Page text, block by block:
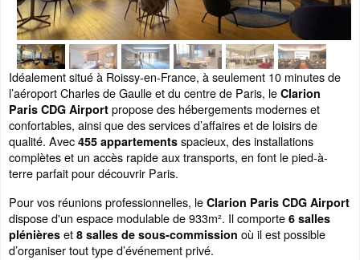
Idéalement situé à Roissy-en-France, à seulement 10 minutes de
l’aéroport Charles de Gaulle et du centre de Paris, le Clarion
Paris CDG Airport propose des hébergements modernes et
confortables, ainsi que des services d’affaires et de loisirs de
qualité. Avec 455 appartements spacieux, des installations
complètes et un accès rapide aux transports, en font le pied-à-
terre parfait pour découvrir Paris.
Pour vos réunions professionnelles, le Clarion Paris CDG Airport
dispose d'un espace modulable de 933m². Il comporte 6 salles
plénières et 8 salles de sous-commission où il est possible
d’organiser tout type d’événement privé.